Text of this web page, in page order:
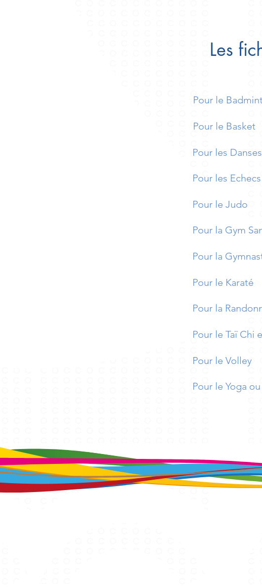
Les
Pour le
Pour le Basket
Pour les
Pour les Echecs
Pour le Judo
Pour la Gym
Pour la
Pour le Karaté
Pour la
Pour le Taï Chi
Pour le Volley
Pour le Yoga